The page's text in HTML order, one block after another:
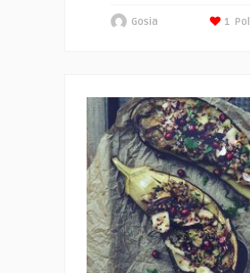
Gosia 1